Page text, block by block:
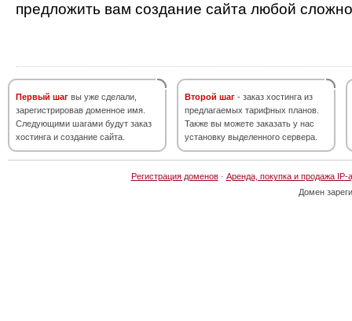
предложить вам создание сайта любой
Первый шаг вы уже сделали,
зарегистрировав доменное имя.
Следующими шагами будут заказ
хостинга и создание сайта.
Второй шаг - заказ хостинга из
предлагаемых тарифных планов.
Также вы можете заказать у нас
установку выделенного сервера.
Регистрация доменов· Аренда, покупка и продажа IP-
Домен